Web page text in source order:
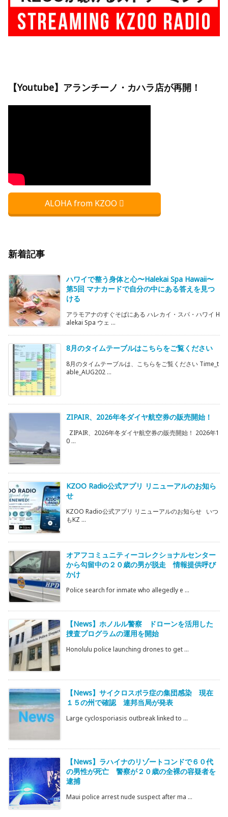
【Youtube】アランチーノ・カハラ店が再開！
ALOHA from KZOO
新着記事
ハワイで整う身体と心〜Halekai Spa Hawaii〜
第5回 マナカードで自分の中にある答えを見つ
ける
アラモアナのすぐそばにある ハレカイ・スパ・ハワイ H
alekai Spa ウェ ...
8月のタイムテーブルはこちらをご覧ください
8月のタイムテーブルは、こちらをご覧ください Time_t
able_AUG202 ...
ZIPAIR、2026年冬ダイヤ航空券の販売開始！
ZIPAIR、2026年冬ダイヤ航空券の販売開始！ 2026年1
0 ...
KZOO Radio公式アプリ リニューアルのお知ら
せ
KZOO Radio公式アプリ リニューアルのお知らせ いつ
もKZ ...
オアフコミュニティーコレクショナルセンター
から勾留中の２０歳の男が脱走 情報提供呼び
かけ
Police search for inmate who allegedly e ...
【News】ホノルル警察 ドローンを活用した
捜査プログラムの運用を開始
Honolulu police launching drones to get ...
【News】サイクロスポラ症の集団感染 現在
１５の州で確認 連邦当局が発表
Large cyclosporiasis outbreak linked to ...
【News】ラハイナのリゾートコンドで６０代
の男性が死亡 警察が２０歳の全裸の容疑者を
逮捕
Maui police arrest nude suspect after ma ...